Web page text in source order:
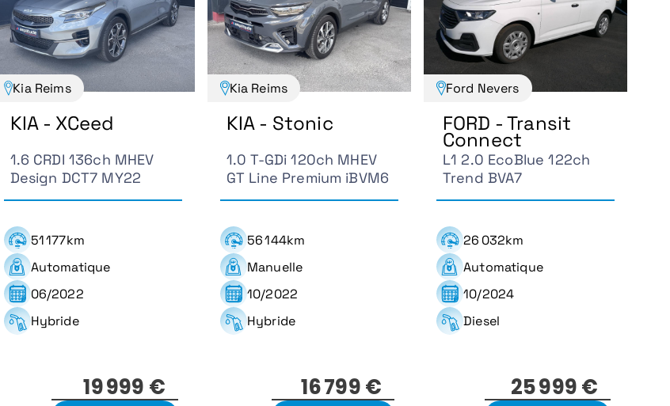
Kia Reims
KIA - XCeed
1.6 CRDI 136ch MHEV
Design DCT7 MY22
51 177km
Automatique
06/2022
Hybride
19 999 €
Kia Reims
KIA - Stonic
1.0 T-GDi 120ch MHEV
GT Line Premium iBVM6
56 144km
Manuelle
10/2022
Hybride
16 799 €
Ford Nevers
FORD - Transit
Connect
L1 2.0 EcoBlue 122ch
Trend BVA7
26 032km
Automatique
10/2024
Diesel
25 999 €